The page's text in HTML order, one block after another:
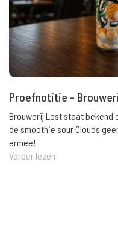
Proefnotitie -
Brouwerij Lost staat bekend
de smoothie sour Clouds
ermee!
Verder lezen